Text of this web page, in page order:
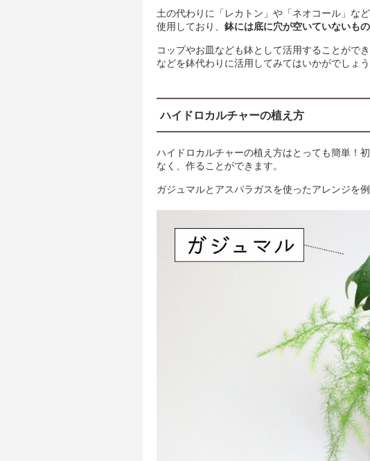
土の代わりに「レカトン」や「ネオコール」な
使用しており、 鉢には底に穴が空いていないも
コップやお皿なども鉢として活用することがで
などを鉢代わりに活用してみてはいかがでしょう
ハイドロカルチャーの植え方
ハイドロカルチャーの植え方はとっても簡単！
なく、作ることができます。
ガジュマルとアスパラガスを使ったアレンジを